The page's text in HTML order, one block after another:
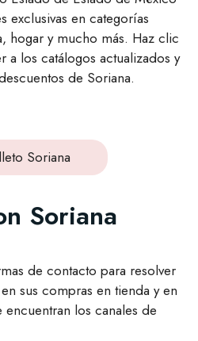
exclusivas en categorías
hogar y mucho más. Haz clic
a los catálogos actualizados y
de Soriana.
Soriana
Soriana
de contacto para resolver
sus compras en tienda y en
los canales de